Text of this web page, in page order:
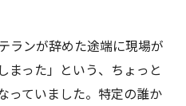
ランが辞めた途端に現場が
まった」という、ちょっと
っていました。特定の誰か